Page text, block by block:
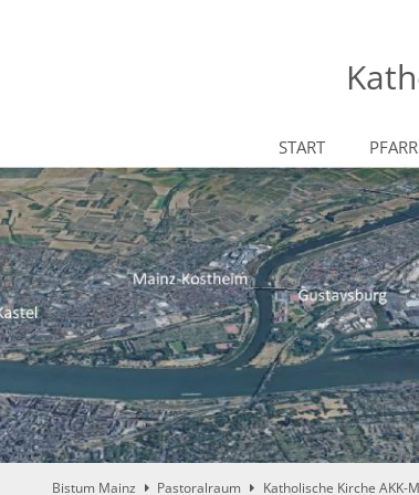
START
Bistum Mainz Pastoralraum Katholische Kirche AKK-